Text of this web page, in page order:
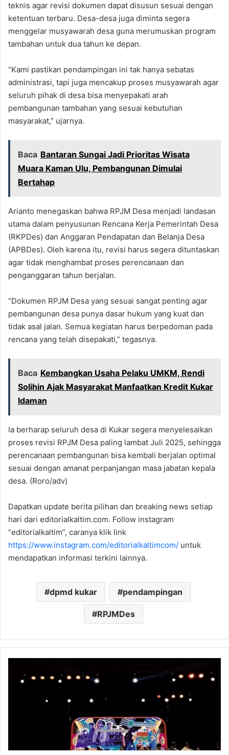
teknis agar revisi dokumen dapat disusun sesuai dengan
ketentuan terbaru. Desa-desa juga diminta segera
menggelar musyawarah desa guna merumuskan program
tambahan untuk dua tahun ke depan.
“Kami pastikan pendampingan ini tak hanya sebatas
administrasi, tapi juga mencakup proses musyawarah agar
seluruh pihak di desa bisa menyepakati arah
pembangunan tambahan yang sesuai kebutuhan
masyarakat,” ujarnya.
Baca Bantaran Sungai Jadi Prioritas Wisata
Muara Kaman Ulu, Pembangunan Dimulai
Bertahap
Arianto menegaskan bahwa RPJM Desa menjadi landasan
utama dalam penyusunan Rencana Kerja Pemerintah Desa
(RKPDes) dan Anggaran Pendapatan dan Belanja Desa
(APBDes). Oleh karena itu, revisi harus segera dituntaskan
agar tidak menghambat proses perencanaan dan
penganggaran tahun berjalan.
“Dokumen RPJM Desa yang sesuai sangat penting agar
pembangunan desa punya dasar hukum yang kuat dan
tidak asal jalan. Semua kegiatan harus berpedoman pada
rencana yang telah disepakati,” tegasnya.
Baca Kembangkan Usaha Pelaku UMKM, Rendi
Solihin Ajak Masyarakat Manfaatkan Kredit Kukar
Idaman
Ia berharap seluruh desa di Kukar segera menyelesaikan
proses revisi RPJM Desa paling lambat Juli 2025, sehingga
perencanaan pembangunan bisa kembali berjalan optimal
sesuai dengan amanat perpanjangan masa jabatan kepala
desa. (Roro/adv)
Dapatkan update berita pilihan dan breaking news setiap
hari dari editorialkaltim.com. Follow instagram
“editorialkaltim”, caranya klik link
https://www.instagram.com/editorialkaltimcom/ untuk
mendapatkan informasi terkini lainnya.
dpmd kukar pendampingan
RPJMDes
Resmi
Ekspresi